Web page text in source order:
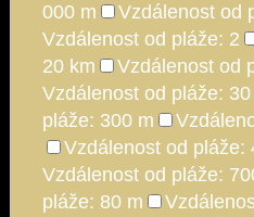
000 m
Vzdálenost od
Vzdálenost od pláže: 2
20 km
Vzdálenost od
Vzdálenost od pláže: 30
pláže: 300 m
Vzdálenost od pláže:
Vzdálenost od pláže:
pláže: 80 m